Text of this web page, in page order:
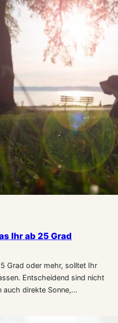
Ihr ab 25 Grad
Grad oder mehr, solltet Ihr
Entscheidend sind nicht
auch direkte Sonne,…